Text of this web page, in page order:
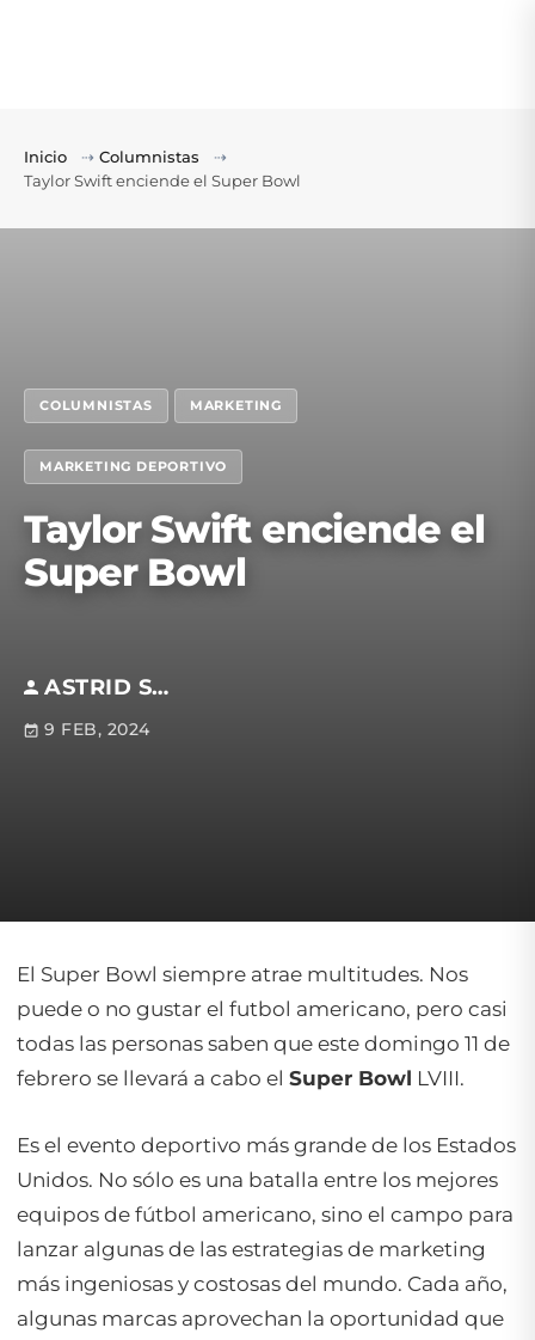
Inicio ⇢ Columnistas
⇢
Taylor Swift enciende el Super Bowl
COLUMNISTAS MARKETING
MARKETING DEPORTIVO
Taylor Swift enciende el
Super Bowl
ASTRID SOTOMAYOR
9 FEB, 2024
El Super Bowl siempre atrae multitudes. Nos
puede o no gustar el futbol americano, pero casi
todas las personas saben que este domingo 11 de
febrero se llevará a cabo el Super Bowl LVIII.
Es el evento deportivo más grande de los Estados
Unidos. No sólo es una batalla entre los mejores
equipos de fútbol americano, sino el campo para
lanzar algunas de las estrategias de marketing
más ingeniosas y costosas del mundo. Cada año,
algunas marcas aprovechan la oportunidad que